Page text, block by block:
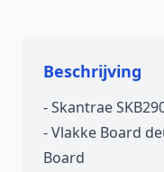
Beschrijving
- Skantrae
- Vlakke Board
Board